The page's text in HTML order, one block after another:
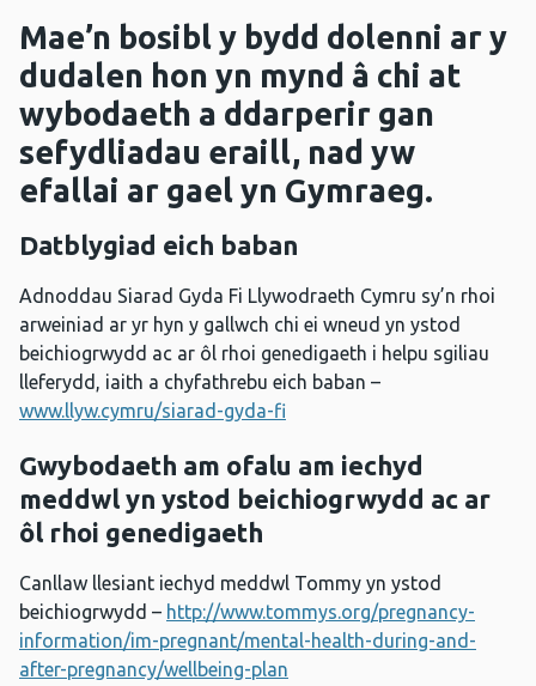
Mae’n bosibl y bydd dolenni ar y
dudalen hon yn mynd â chi at
wybodaeth a ddarperir gan
sefydliadau eraill, nad yw
efallai ar gael yn Gymraeg.
Datblygiad eich baban
Adnoddau Siarad Gyda Fi Llywodraeth Cymru sy’n rhoi
arweiniad ar yr hyn y gallwch chi ei wneud yn ystod
beichiogrwydd ac ar ôl rhoi genedigaeth i helpu sgiliau
lleferydd, iaith a chyfathrebu eich baban –
www.llyw.cymru/siarad-gyda-fi
Gwybodaeth am ofalu am iechyd
meddwl yn ystod beichiogrwydd ac ar
ôl rhoi genedigaeth
Canllaw llesiant iechyd meddwl Tommy yn ystod
beichiogrwydd – http://www.tommys.org/pregnancy-
information/im-pregnant/mental-health-during-and-
after-pregnancy/wellbeing-plan